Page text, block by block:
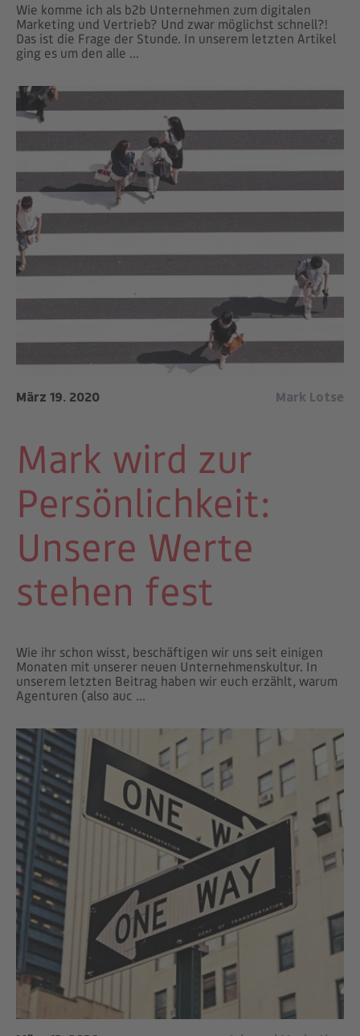
Wie komme ich als b2b Unternehmen zum digitalen
Marketing und Vertrieb? Und zwar möglichst schnell?!
Das ist die Frage der Stunde. In unserem letzten Artikel
ging es um den alle ...
März 19. 2020 Mark Lotse
Mark wird zur
Persönlichkeit:
Unsere Werte
stehen fest
Wie ihr schon wisst, beschäftigen wir uns seit einigen
Monaten mit unserer neuen Unternehmenskultur. In
unserem letzten Beitrag haben wir euch erzählt, warum
Agenturen (also auc ...